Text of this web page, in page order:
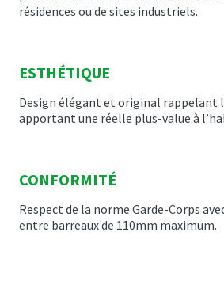
résidences ou de sites industriels.
ESTHÉTIQUE
Design élégant et original rappelant
apportant une réelle plus-value à
CONFORMITÉ
Respect de la norme Garde-Corps
entre barreaux de 110mm maximum.